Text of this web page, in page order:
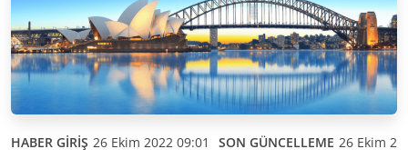
HABER GİRİŞ 26 Ekim 2022 09:01 SON GÜNCELLEME 26 Ekim